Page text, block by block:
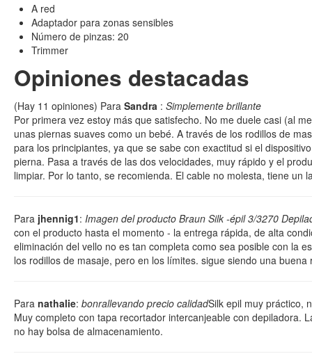
A red
Adaptador para zonas sensibles
Número de pinzas: 20
Trimmer
Opiniones destacadas
(Hay 11 opiniones) Para Sandra : Simplemente brillante
Por primera vez estoy más que satisfecho. No me duele casi (al
unas piernas suaves como un bebé. A través de los rodillos de
para los principiantes, ya que se sabe con exactitud si el
pierna. Pasa a través de las dos velocidades, muy rápido y el
limpiar. Por lo tanto, se recomienda. El cable no molesta, tiene un
Para jhennig1: Imagen del producto Braun Silk -épil 3/3270
con el producto hasta el momento - la entrega rápida, de alta
eliminación del vello no es tan completa como sea posible con la
los rodillos de masaje, pero en los límites. sigue siendo una
Para nathalie: bonrallevando precio calidadSilk epil muy práctico,
Muy completo con tapa recortador intercanjeable con depiladora.
no hay bolsa de almacenamiento.